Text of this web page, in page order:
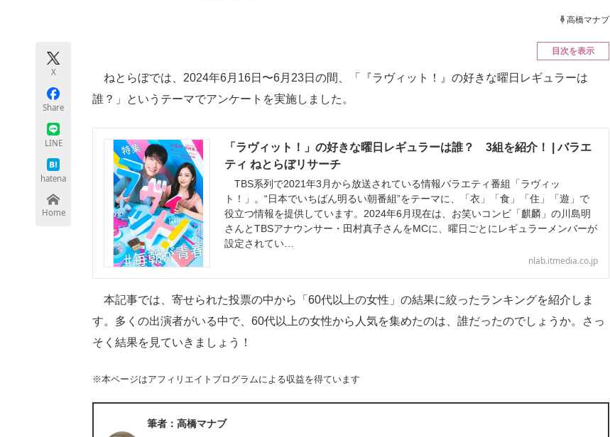
高橋マナブ
X
Share
LINE
hatena
Home
目次を表示
ねとらぼでは、2024年6月16日〜6月23日の間、「『ラヴィット！』の好きな曜日レギュラーは
誰？」というテーマでアンケートを実施しました。
「ラヴィット！」の好きな曜日レギュラーは誰？ 3組を紹介！ | バラエ
ティ ねとらぼリサーチ
TBS系列で2021年3月から放送されている情報バラエティ番組「ラヴィッ
ト！」。“日本でいちばん明るい朝番組”をテーマに、「衣」「食」「住」「遊」で
役立つ情報を提供しています。2024年6月現在は、お笑いコンビ「麒麟」の川島明
さんとTBSアナウンサー・田村真子さんをMCに、曜日ごとにレギュラーメンバーが
設定されてい…
nlab.itmedia.co.jp
本記事では、寄せられた投票の中から「60代以上の女性」の結果に絞ったランキングを紹介しま
す。多くの出演者がいる中で、60代以上の女性から人気を集めたのは、誰だったのでしょうか。さっ
そく結果を見ていきましょう！
※本ページはアフィリエイトプログラムによる収益を得ています
筆者：高橋マナブ